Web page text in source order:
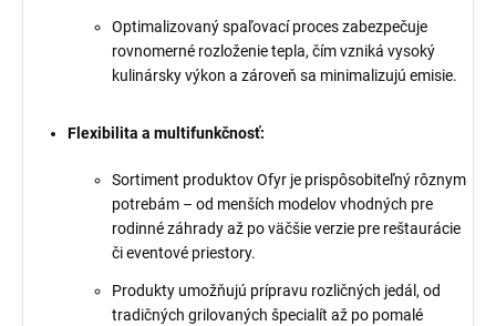
Optimalizovaný spaľovací proces zabezpečuje
rovnomerné rozloženie tepla, čím vzniká vysoký
kulinársky výkon a zároveň sa minimalizujú emisie.
Flexibilita a multifunkčnosť:
Sortiment produktov Ofyr je prispôsobiteľný rôznym
potrebám – od menších modelov vhodných pre
rodinné záhrady až po väčšie verzie pre reštaurácie
či eventové priestory.
Produkty umožňujú prípravu rozličných jedál, od
tradičných grilovaných špecialít až po pomalé